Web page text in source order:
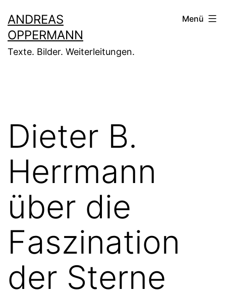
Inhalt
springen
ANDREAS
OPPERMANN
Texte. Bilder. Weiterleitungen.
Menü
Dieter B.
Herrmann
über die
Faszination
der Sterne